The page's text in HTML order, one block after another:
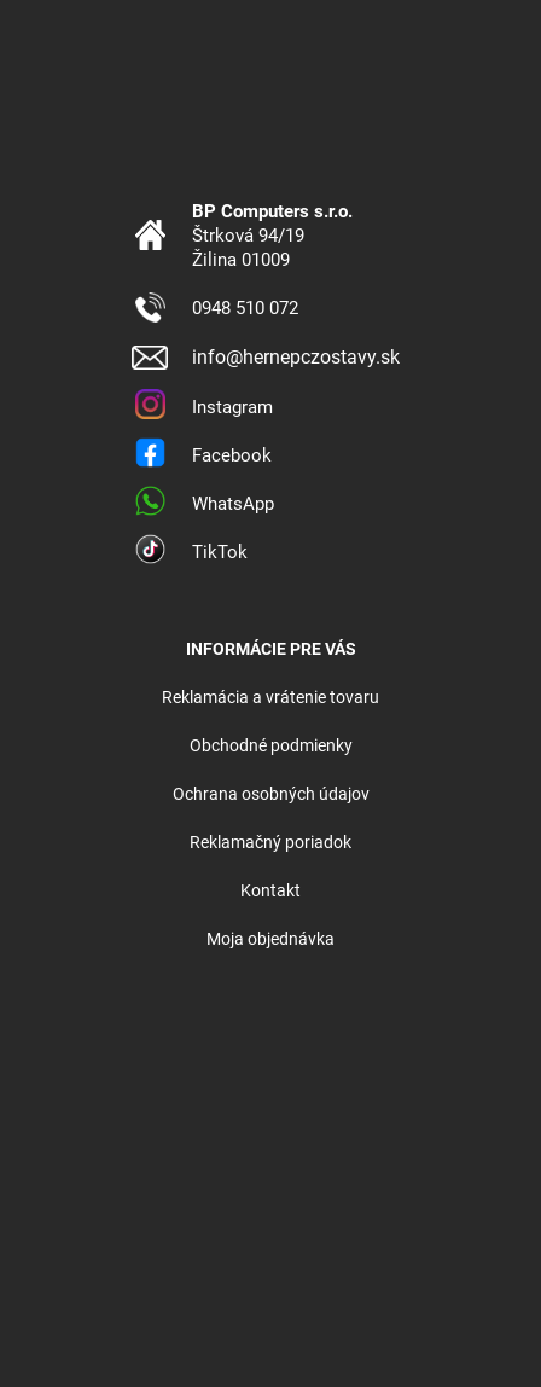
BP Computers s.r.o.
Štrková 94/19
Žilina 01009
0948 510 072
info@hernepczostavy.sk
Instagram
Facebook
WhatsApp
TikTok
INFORMÁCIE PRE VÁS
Reklamácia a vrátenie tovaru
Obchodné podmienky
Ochrana osobných údajov
Reklamačný poriadok
Kontakt
Moja objednávka